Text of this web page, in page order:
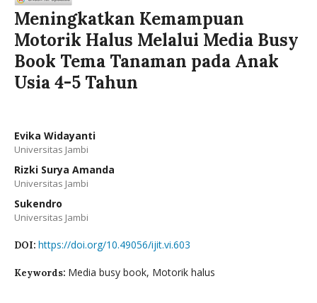
Meningkatkan Kemampuan
Motorik Halus Melalui Media Busy
Book Tema Tanaman pada Anak
Usia 4-5 Tahun
Evika Widayanti
Universitas Jambi
Rizki Surya Amanda
Universitas Jambi
Sukendro
Universitas Jambi
DOI: https://doi.org/10.49056/ijit.vi.603
Keywords: Media busy book, Motorik halus